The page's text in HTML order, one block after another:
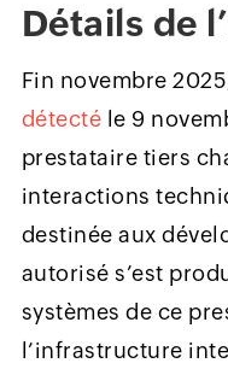
Détails de
Fin novembre
détecté le 9
prestataire tiers
interactions
destinée aux
autorisé s’est
systèmes de ce
l’infrastructure